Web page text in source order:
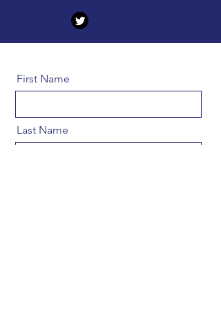
First Name
Last Name